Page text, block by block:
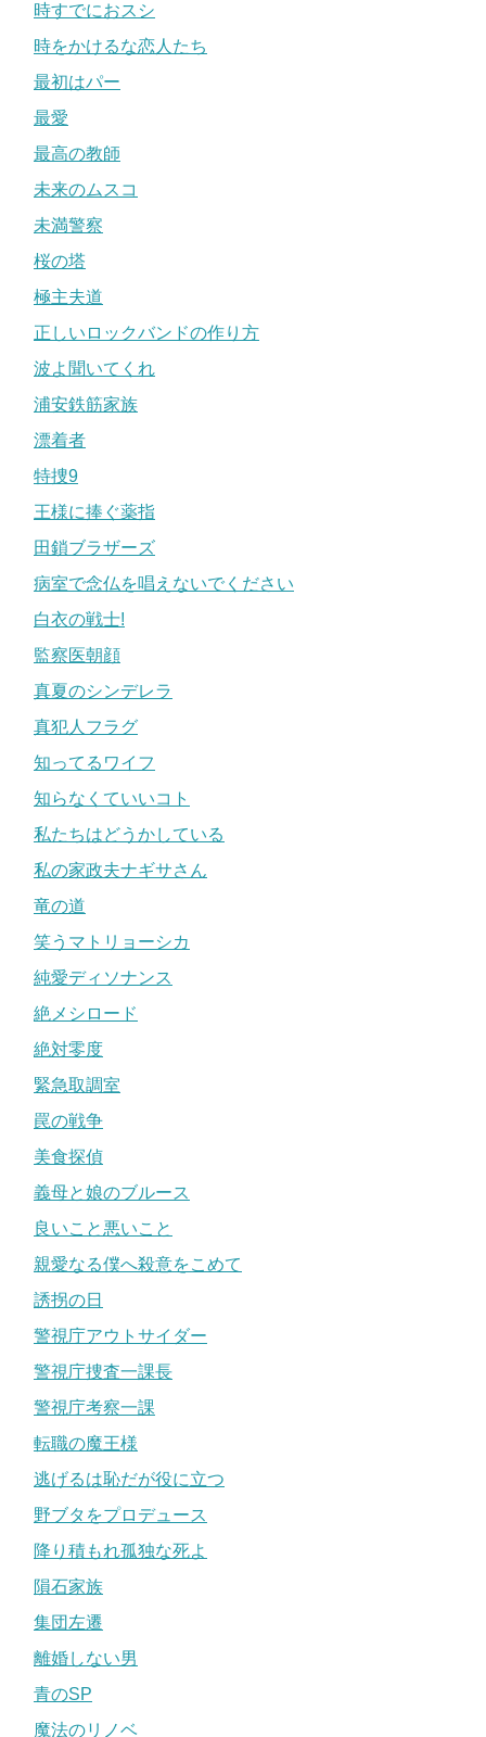
時すでにおスシ
時をかけるな恋人たち
最初はパー
最愛
最高の教師
未来のムスコ
未満警察
桜の塔
極主夫道
正しいロックバンドの作り方
波よ聞いてくれ
浦安鉄筋家族
漂着者
特捜9
王様に捧ぐ薬指
田鎖ブラザーズ
病室で念仏を唱えないでください
白衣の戦士!
監察医朝顔
真夏のシンデレラ
真犯人フラグ
知ってるワイフ
知らなくていいコト
私たちはどうかしている
私の家政夫ナギサさん
竜の道
笑うマトリョーシカ
純愛ディソナンス
絶メシロード
絶対零度
緊急取調室
罠の戦争
美食探偵
義母と娘のブルース
良いこと悪いこと
親愛なる僕へ殺意をこめて
誘拐の日
警視庁アウトサイダー
警視庁捜査一課長
警視庁考察一課
転職の魔王様
逃げるは恥だが役に立つ
野ブタをプロデュース
降り積もれ孤独な死よ
隕石家族
集団左遷
離婚しない男
青のSP
魔法のリノベ